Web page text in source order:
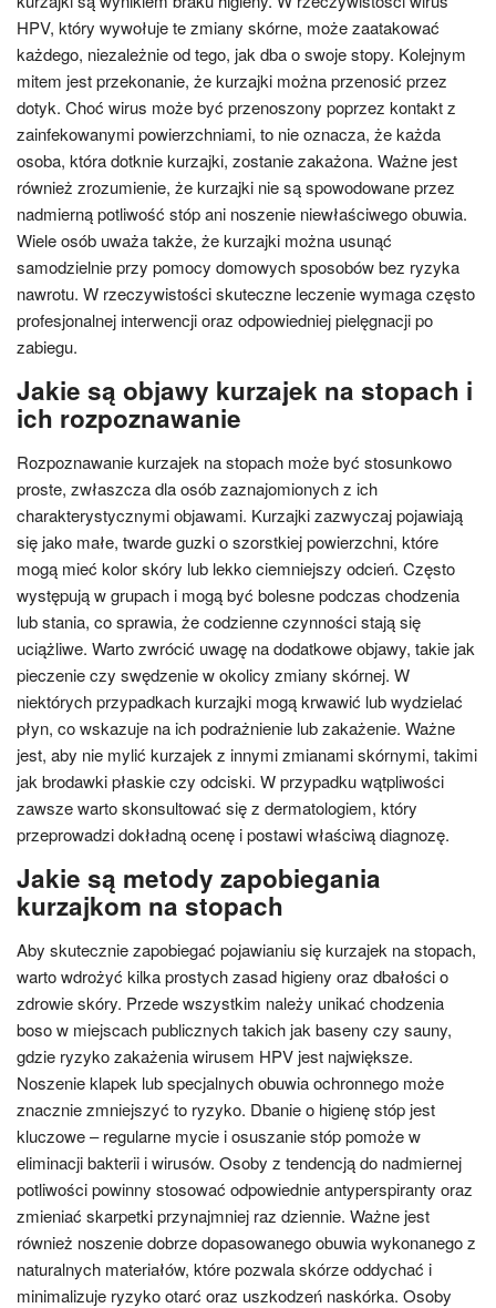
HPV, który wywołuje te zmiany skórne, może zaatakować
każdego, niezależnie od tego, jak dba o swoje stopy. Kolejnym
mitem jest przekonanie, że kurzajki można przenosić przez
dotyk. Choć wirus może być przenoszony poprzez kontakt z
zainfekowanymi powierzchniami, to nie oznacza, że każda
osoba, która dotknie kurzajki, zostanie zakażona. Ważne jest
również zrozumienie, że kurzajki nie są spowodowane przez
nadmierną potliwość stóp ani noszenie niewłaściwego obuwia.
Wiele osób uważa także, że kurzajki można usunąć
samodzielnie przy pomocy domowych sposobów bez ryzyka
nawrotu. W rzeczywistości skuteczne leczenie wymaga często
profesjonalnej interwencji oraz odpowiedniej pielęgnacji po
zabiegu.
Jakie są objawy kurzajek na stopach i
ich rozpoznawanie
Rozpoznawanie kurzajek na stopach może być stosunkowo
proste, zwłaszcza dla osób zaznajomionych z ich
charakterystycznymi objawami. Kurzajki zazwyczaj pojawiają
się jako małe, twarde guzki o szorstkiej powierzchni, które
mogą mieć kolor skóry lub lekko ciemniejszy odcień. Często
występują w grupach i mogą być bolesne podczas chodzenia
lub stania, co sprawia, że codzienne czynności stają się
uciążliwe. Warto zwrócić uwagę na dodatkowe objawy, takie jak
pieczenie czy swędzenie w okolicy zmiany skórnej. W
niektórych przypadkach kurzajki mogą krwawić lub wydzielać
płyn, co wskazuje na ich podrażnienie lub zakażenie. Ważne
jest, aby nie mylić kurzajek z innymi zmianami skórnymi, takimi
jak brodawki płaskie czy odciski. W przypadku wątpliwości
zawsze warto skonsultować się z dermatologiem, który
przeprowadzi dokładną ocenę i postawi właściwą diagnozę.
Jakie są metody zapobiegania
kurzajkom na stopach
Aby skutecznie zapobiegać pojawianiu się kurzajek na stopach,
warto wdrożyć kilka prostych zasad higieny oraz dbałości o
zdrowie skóry. Przede wszystkim należy unikać chodzenia
boso w miejscach publicznych takich jak baseny czy sauny,
gdzie ryzyko zakażenia wirusem HPV jest największe.
Noszenie klapek lub specjalnych obuwia ochronnego może
znacznie zmniejszyć to ryzyko. Dbanie o higienę stóp jest
kluczowe – regularne mycie i osuszanie stóp pomoże w
eliminacji bakterii i wirusów. Osoby z tendencją do nadmiernej
potliwości powinny stosować odpowiednie antyperspiranty oraz
zmieniać skarpetki przynajmniej raz dziennie. Ważne jest
również noszenie dobrze dopasowanego obuwia wykonanego z
naturalnych materiałów, które pozwala skórze oddychać i
minimalizuje ryzyko otarć oraz uszkodzeń naskórka. Osoby